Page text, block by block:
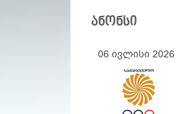
ანონსი
06 ივლისი 2026